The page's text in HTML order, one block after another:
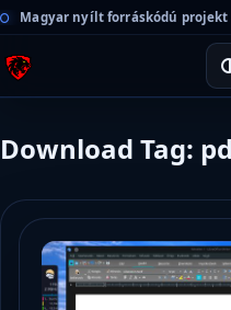
Magyar nyílt forráskódú
Download Tag: